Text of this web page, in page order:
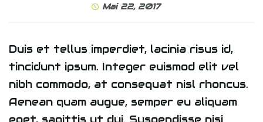
Mai 22, 2017
Duis et tellus imperdiet, lacinia risus id,
tincidunt ipsum. Integer euismod elit vel
nibh commodo, at consequat nisl rhoncus.
Aenean quam augue, semper eu aliquam
eget, sagittis ut dui. Suspendisse nisi